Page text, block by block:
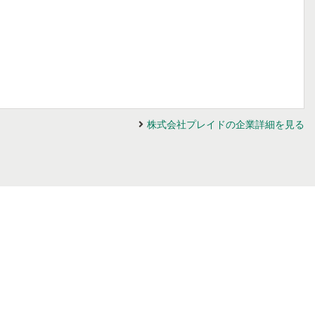
株式会社プレイドの企業詳細を見る